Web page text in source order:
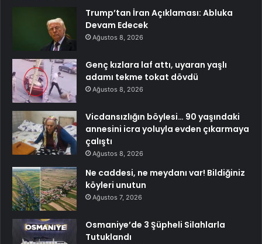
Trump’tan İran Açıklaması: Abluka
Devam Edecek
Ağustos 8, 2026
Genç kızlara laf attı, uyaran yaşlı
adamı tekme tokat dövdü
Ağustos 8, 2026
Vicdansızlığın böylesi… 90 yaşındaki
annesini icra yoluyla evden çıkarmaya
çalıştı
Ağustos 8, 2026
Ne caddesi, ne meydanı var! Bildiğiniz
köyleri unutun
Ağustos 7, 2026
Osmaniye’de 3 Şüpheli Silahlarla
Tutuklandı